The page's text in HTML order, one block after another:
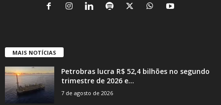
MAIS NOTÍCIAS
Petrobras lucra R$ 52,4 bilhões no segundo
trimestre de 2026 e...
7 de agosto de 2026